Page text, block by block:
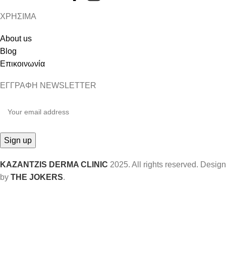
ΧΡΗΣΙΜΑ
About us
Blog
Επικοινωνία
ΕΓΓΡΑΦΗ NEWSLETTER
KAZANTZIS DERMA CLINIC 2025. All rights reserved. Design
by THE JOKERS.